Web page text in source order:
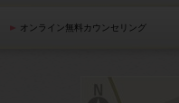
オンライン無料カウンセリング